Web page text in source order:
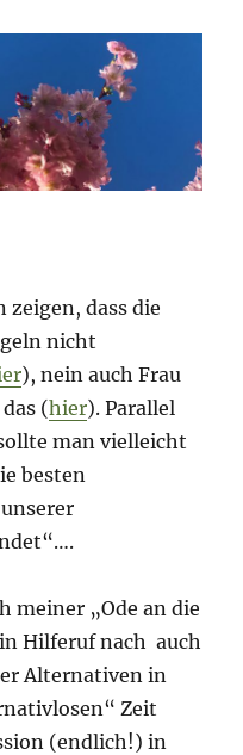
dass die
nicht
), nein auch Frau
(hier). Parallel
man vielleicht
besten
meiner „Ode an die
Hilferuf nach auch
Alternativen in
Zeit
(endlich!) in